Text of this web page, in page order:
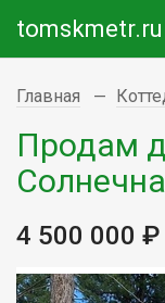
tomskmetr.ru
Главная
Продам
4 500 000 ₽